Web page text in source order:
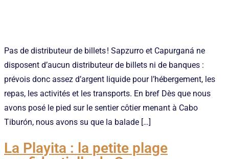
Pas de distributeur de billets ! Sapzurro et Capurganá ne
disposent d’aucun distributeur de billets ni de banques :
prévois donc assez d’argent liquide pour l’hébergement, les
repas, les activités et les transports. En bref Dès que nous
avons posé le pied sur le sentier côtier menant à Cabo
Tiburón, nous avons su que la balade […]
La Playita : la petite plage